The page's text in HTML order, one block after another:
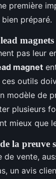
première
préparé.
magnets
pas leur
magnet
outils
modèle de
plusieurs
mieux que
la preuve
de vente,
un avis